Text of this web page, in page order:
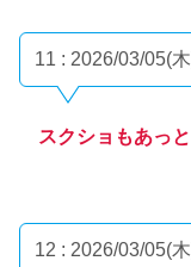
11 : 2026/03/05(
スクショもあっ
12 : 2026/03/05(